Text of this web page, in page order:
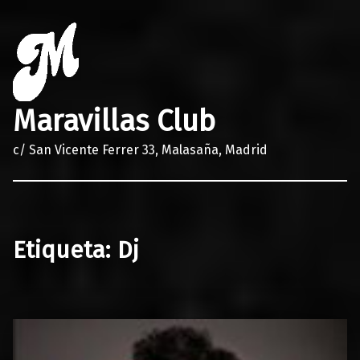
Maravillas Club
c/ San Vicente Ferrer 33, Malasaña, Madrid
Etiqueta: Dj